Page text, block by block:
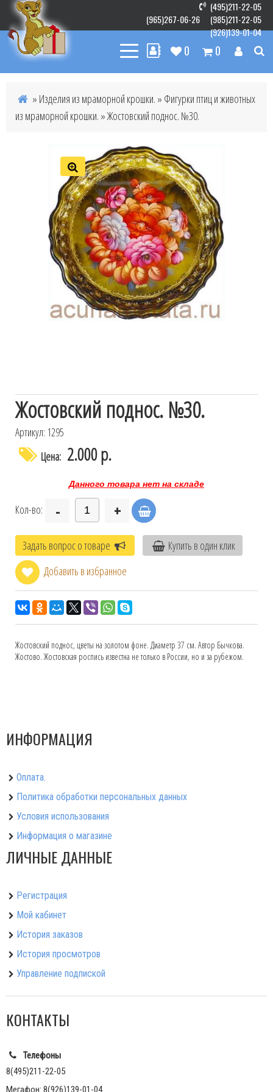
(495)211-22-05
(965)267-06-26
(985)211-22-05
(926)139-01-04
0 0
» Изделия из мраморной крошки. » Фигурки птиц и животных
из мраморной крошки. » Жостовский поднос. №30.
Жостовский поднос. №30.
Артикул: 1295
Цена: 2.000 р.
Данного товара нет на складе
Кол-во: - +
Задать вопрос о товаре
Купить в один клик
Добавить в избранное
Жостовский поднос, цветы на золотом фоне. Диаметр 37 см. Автор Бычкова.
Жостово. Жостовская роспись известна не только в России, но и за рубежом.
ИНФОРМАЦИЯ
Оплата.
Политика обработки персональных данных
Условия использования
Информация о магазине
ЛИЧНЫЕ ДАННЫЕ
Регистрация
Мой кабинет
История заказов
История просмотров
Управление подпиской
КОНТАКТЫ
Телефоны
8(495)211-22-05
Мегафон: 8(926)139-01-04